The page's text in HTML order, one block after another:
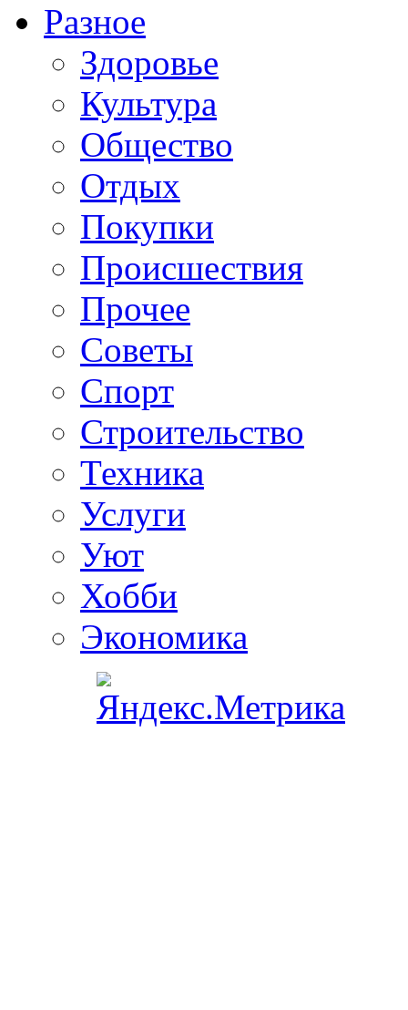
Разное
Здоровье
Культура
Общество
Отдых
Покупки
Происшествия
Прочее
Советы
Спорт
Строительство
Техника
Услуги
Уют
Хобби
Экономика